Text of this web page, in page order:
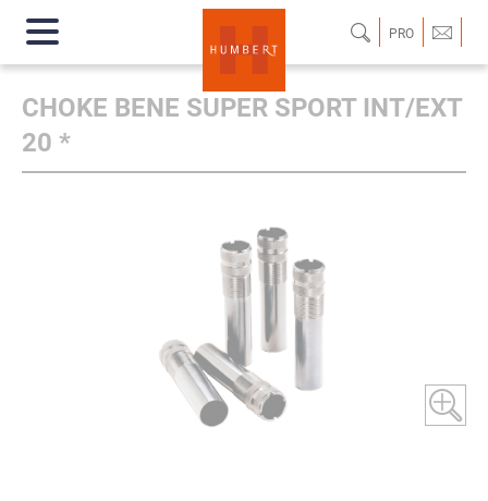
PRO
CHOKE BENE SUPER SPORT INT/EXT
20 *